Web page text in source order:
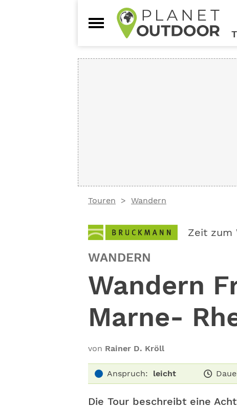
Touren Wandern
Zeit zum
WANDERN
Wandern
Marne-
von Rainer D. Kröll
Anspruch: leicht
Die Tour beschreibt eine